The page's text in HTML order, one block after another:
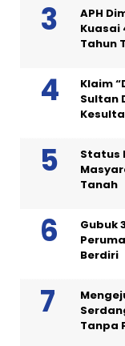
APH
Kuasai
Tahun
Klaim
Sultan
Status
Tanah
Gubuk
Berdiri
Tanpa